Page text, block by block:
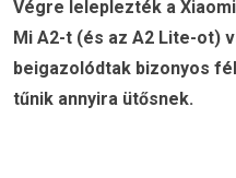
Végre leleplezték a
Mi A2-t (és az A2 Lite-ot)
beigazolódtak bizonyos
tűnik annyira ütősnek.